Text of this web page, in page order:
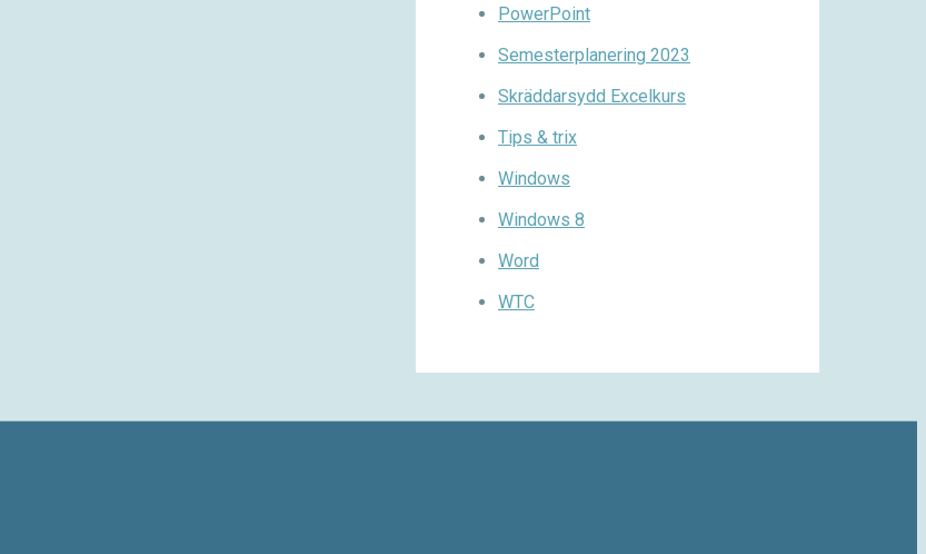
PowerPoint
Semesterplanering 2023
Skräddarsydd Excelkurs
Tips & trix
Windows
Windows 8
Word
WTC